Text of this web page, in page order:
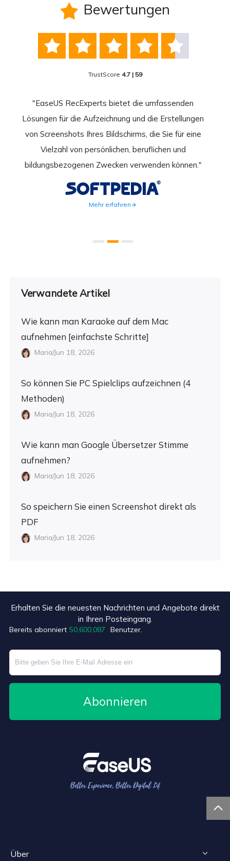
 Bewertungen
    
TrustScore 4.7 | 59
"EaseUS RecExperts bietet die umfassenden
Lösungen für die Aufzeichnung und die Erstellungen
von Screenshots Ihres Bildschirms, die Sie für eine
Vielzahl von persönlichen, beruflichen und
bildungsbezogenen Zwecken verwenden können."
Mehr erfahren
Verwandete Artikel
Wie kann man Karaoke auf dem Mac
aufnehmen [einfachste Schritte]
Maria/Jun 18, 2026
So können Sie PC Spielclips aufzeichnen (4
Methoden)
Maria/Jun 18, 2026
Wie kann man Google Übersetzer Stimme
aufnehmen?
Maria/Jun 18, 2026
So speichern Sie einen Screenshot direkt als
PDF
Maria/Jun 18, 2026
Erhalten Sie die neuesten Nachrichten und Angebote direkt
in Ihren Posteingang.
Bereits abonniert 50,600,090 Benutzer.
Abonnieren
Über
